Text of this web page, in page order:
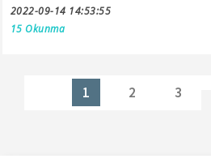
2022-09-14 14:53:55
15 Okunma
1 2 3